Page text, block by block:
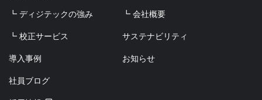
┗ ディジテックの強み
┗ 校正サービス
導入事例
┗ 会社概要
サステナビリティ
お知らせ
社員ブログ